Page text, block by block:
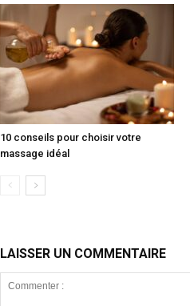
10 conseils pour choisir votre
massage idéal
LAISSER UN COMMENTAIRE